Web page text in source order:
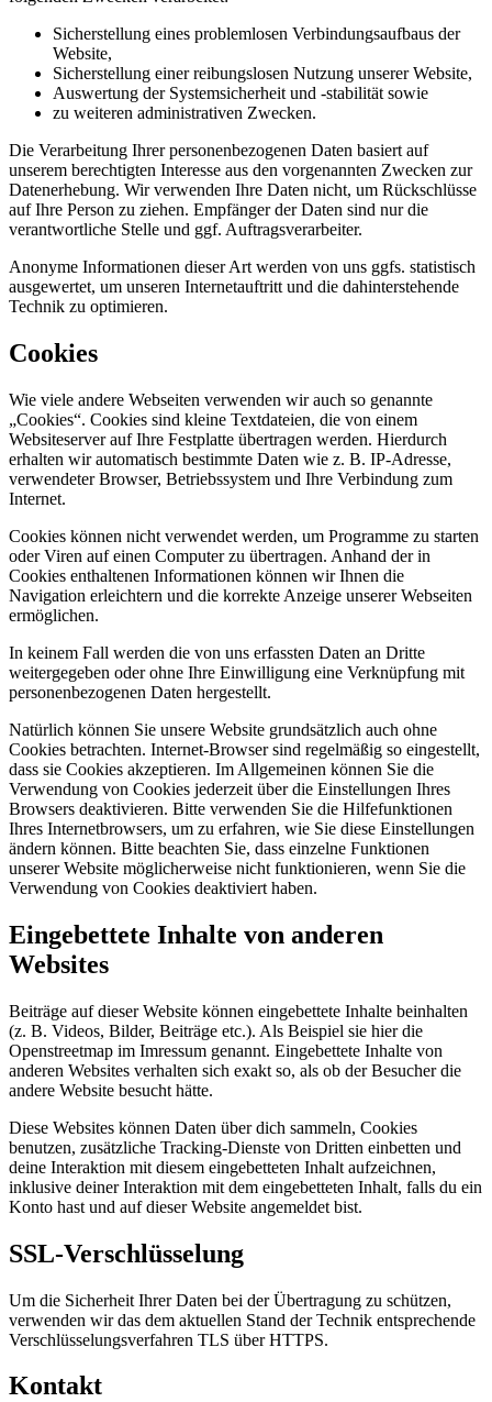
Sicherstellung eines problemlosen Verbindungsaufbaus der
Website,
Sicherstellung einer reibungslosen Nutzung unserer Website,
Auswertung der Systemsicherheit und -stabilität sowie
zu weiteren administrativen Zwecken.
Die Verarbeitung Ihrer personenbezogenen Daten basiert auf
unserem berechtigten Interesse aus den vorgenannten Zwecken zur
Datenerhebung. Wir verwenden Ihre Daten nicht, um Rückschlüsse
auf Ihre Person zu ziehen. Empfänger der Daten sind nur die
verantwortliche Stelle und ggf. Auftragsverarbeiter.
Anonyme Informationen dieser Art werden von uns ggfs. statistisch
ausgewertet, um unseren Internetauftritt und die dahinterstehende
Technik zu optimieren.
Cookies
Wie viele andere Webseiten verwenden wir auch so genannte
„Cookies“. Cookies sind kleine Textdateien, die von einem
Websiteserver auf Ihre Festplatte übertragen werden. Hierdurch
erhalten wir automatisch bestimmte Daten wie z. B. IP-Adresse,
verwendeter Browser, Betriebssystem und Ihre Verbindung zum
Internet.
Cookies können nicht verwendet werden, um Programme zu starten
oder Viren auf einen Computer zu übertragen. Anhand der in
Cookies enthaltenen Informationen können wir Ihnen die
Navigation erleichtern und die korrekte Anzeige unserer Webseiten
ermöglichen.
In keinem Fall werden die von uns erfassten Daten an Dritte
weitergegeben oder ohne Ihre Einwilligung eine Verknüpfung mit
personenbezogenen Daten hergestellt.
Natürlich können Sie unsere Website grundsätzlich auch ohne
Cookies betrachten. Internet-Browser sind regelmäßig so eingestellt,
dass sie Cookies akzeptieren. Im Allgemeinen können Sie die
Verwendung von Cookies jederzeit über die Einstellungen Ihres
Browsers deaktivieren. Bitte verwenden Sie die Hilfefunktionen
Ihres Internetbrowsers, um zu erfahren, wie Sie diese Einstellungen
ändern können. Bitte beachten Sie, dass einzelne Funktionen
unserer Website möglicherweise nicht funktionieren, wenn Sie die
Verwendung von Cookies deaktiviert haben.
Eingebettete Inhalte von anderen
Websites
Beiträge auf dieser Website können eingebettete Inhalte beinhalten
(z. B. Videos, Bilder, Beiträge etc.). Als Beispiel sie hier die
Openstreetmap im Imressum genannt. Eingebettete Inhalte von
anderen Websites verhalten sich exakt so, als ob der Besucher die
andere Website besucht hätte.
Diese Websites können Daten über dich sammeln, Cookies
benutzen, zusätzliche Tracking-Dienste von Dritten einbetten und
deine Interaktion mit diesem eingebetteten Inhalt aufzeichnen,
inklusive deiner Interaktion mit dem eingebetteten Inhalt, falls du ein
Konto hast und auf dieser Website angemeldet bist.
SSL-Verschlüsselung
Um die Sicherheit Ihrer Daten bei der Übertragung zu schützen,
verwenden wir das dem aktuellen Stand der Technik entsprechende
Verschlüsselungsverfahren TLS über HTTPS.
Kontakt